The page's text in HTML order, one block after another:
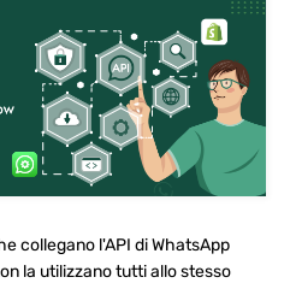
collegano l'API di WhatsApp
la utilizzano tutti allo stesso